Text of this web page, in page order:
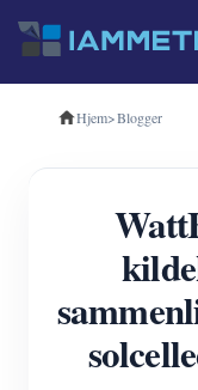
Produkter
Trefase
Trefase
Trefase
WiFi
Hjem>Blogger